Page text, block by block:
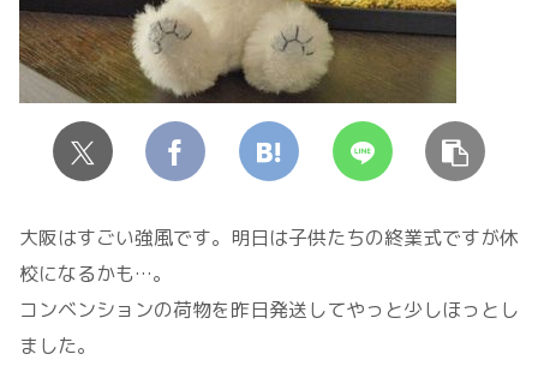
大阪はすごい強風です。明日は子供たちの終業式ですが休
校になるかも…。
コンベンションの荷物を昨日発送してやっと少しほっとし
ました。